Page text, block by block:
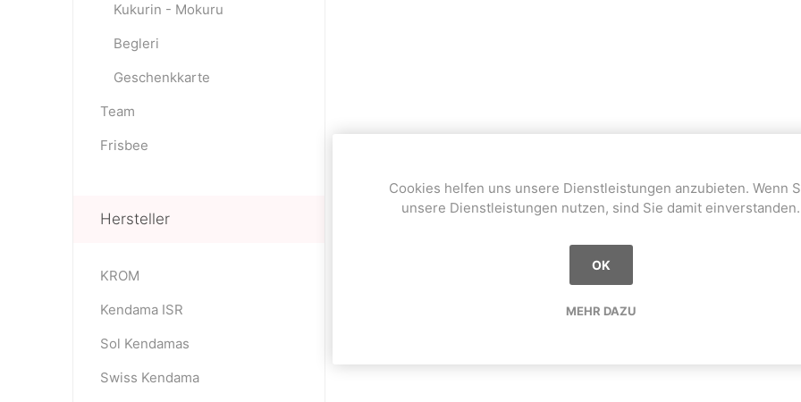
Kukurin - Mokuru
Begleri
Geschenkkarte
Team
Frisbee
Hersteller
KROM
Kendama ISR
Sol Kendamas
Swiss Kendama
Cookies helfen uns unsere Dienstleistungen anzubieten. Wenn
unsere Dienstleistungen nutzen, sind Sie damit einverstanden.
OK
MEHR DAZU